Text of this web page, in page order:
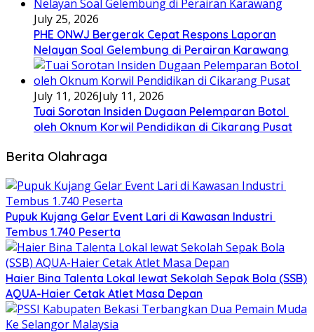
July 25, 2026
PHE ONWJ Bergerak Cepat Respons Laporan
Nelayan Soal Gelembung di Perairan Karawang
July 11, 2026July 11, 2026
Tuai Sorotan Insiden Dugaan Pelemparan Botol
oleh Oknum Korwil Pendidikan di Cikarang Pusat
Berita Olahraga
Pupuk Kujang Gelar Event Lari di Kawasan Industri
Tembus 1.740 Peserta
Haier Bina Talenta Lokal lewat Sekolah Sepak Bola (SSB)
AQUA-Haier Cetak Atlet Masa Depan